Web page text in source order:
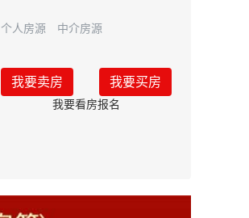
个人房源 中介房源
我要卖房 我要买房
我要看房报名